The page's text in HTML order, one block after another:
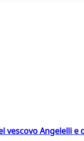
vescovo Angelelli e